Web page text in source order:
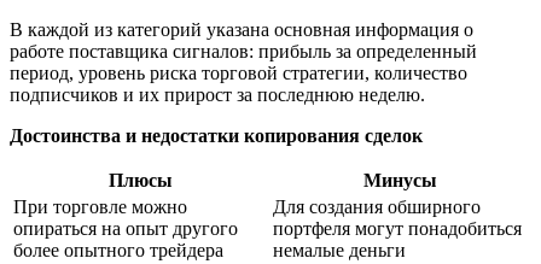
В каждой из категорий указана основная информация о
работе поставщика сигналов: прибыль за определенный
период, уровень риска торговой стратегии, количество
подписчиков и их прирост за последнюю неделю.
Достоинства и недостатки копирования сделок
Плюсы
Минусы
При торговле можно
опираться на опыт другого
более опытного трейдера
Для создания обширного
портфеля могут понадобиться
немалые деньги